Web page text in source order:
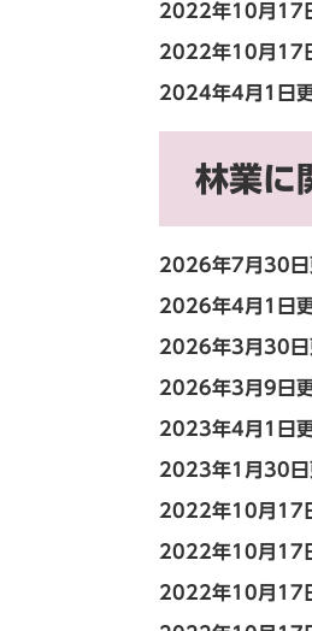
2022年10月17
2022年10月17
2024年4月1日
林業に
2026年7月30日
2026年4月1日
2026年3月30日
2026年3月9日
2023年4月1日
2023年1月30日
2022年10月17
2022年10月17
2022年10月17